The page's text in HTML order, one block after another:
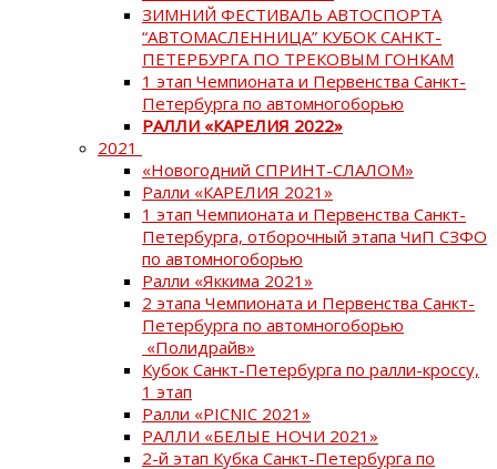
ЗИМНИЙ ФЕСТИВАЛЬ АВТОСПОРТА
“АВТОМАСЛЕННИЦА” КУБОК САНКТ-
ПЕТЕРБУРГА ПО ТРЕКОВЫМ ГОНКАМ
1 этап Чемпионата и Первенства Санкт-
Петербурга по автомногоборью
РАЛЛИ «КАРЕЛИЯ 2022»
2021
«Новогодний СПРИНТ-СЛАЛОМ»
Ралли «КАРЕЛИЯ 2021»
1 этап Чемпионата и Первенства Санкт-
Петербурга, отборочный этапа ЧиП СЗФО
по автомногоборью
Ралли «Яккима 2021»
2 этапа Чемпионата и Первенства Санкт-
Петербурга по автомногоборью
«Полидрайв»
Кубок Санкт-Петербурга по ралли-кроссу,
1 этап
Ралли «PICNIC 2021»
РАЛЛИ «БЕЛЫЕ НОЧИ 2021»
2-й этап Кубка Санкт-Петербурга по